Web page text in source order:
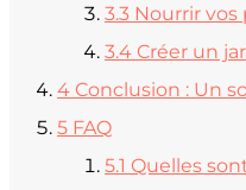
3.3 Nourrir vos
3.4 Créer un
4 Conclusion : Un
5 FAQ
5.1 Quelles